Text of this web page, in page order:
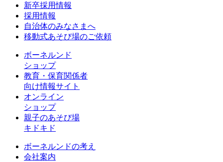
新卒採用情報
採用情報
自治体のみなさまへ
移動式あそび場のご依頼
ボーネルンド
ショップ
教育・保育関係者
向け情報サイト
オンライン
ショップ
親子のあそび場
キドキド
ボーネルンドの考え
会社案内